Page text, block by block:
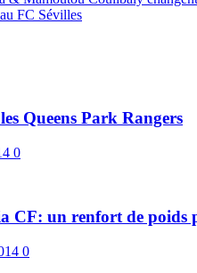
FC Sévilles
Queens Park Rangers
0
CF: un renfort de poids
0